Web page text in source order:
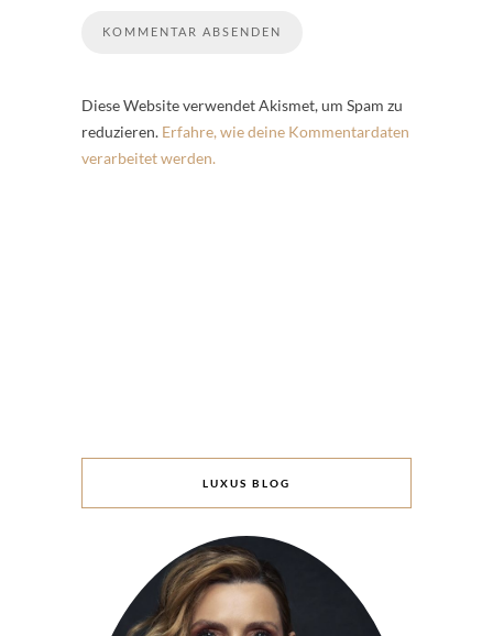
Diese Website verwendet Akismet, um Spam zu
reduzieren. Erfahre, wie deine Kommentardaten
verarbeitet werden.
LUXUS BLOG